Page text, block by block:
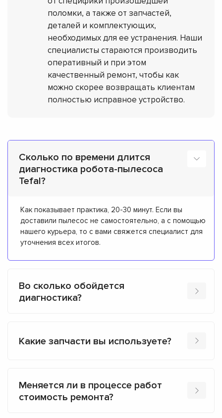
поломки, а также от запчастей,
деталей и комплектующих,
необходимых для ее устранения. Наши
специалисты стараются производить
оперативный и при этом
качественный ремонт, чтобы как
можно скорее возвращать клиентам
полностью исправное устройство.
Сколько по времени длится
диагностика робота-пылесоса
Tefal?
Как показывает практика, 20-30 минут. Если вы
доставили пылесос не самостоятельно, а с помощью
нашего курьера, то с вами свяжется специалист для
уточнения всех итогов.
Во сколько обойдется
диагностика?
Какие запчасти вы используете?
Меняется ли в процессе работ
стоимость ремонта?